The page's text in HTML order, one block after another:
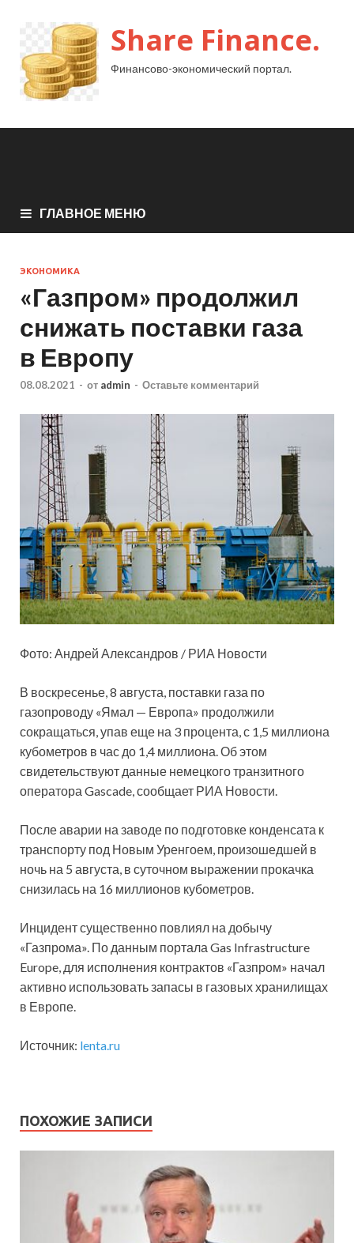
Share Finance.
Финансово-экономический портал.
ГЛАВНОЕ МЕНЮ
ЭКОНОМИКА
«Газпром» продолжил
снижать поставки газа
в Европу
08.08.2021 - от admin - Оставьте комментарий
Фото: Андрей Александров / РИА Новости
В воскресенье, 8 августа, поставки газа по
газопроводу «Ямал — Европа» продолжили
сокращаться, упав еще на 3 процента, с 1,5 миллиона
кубометров в час до 1,4 миллиона. Об этом
свидетельствуют данные немецкого транзитного
оператора Gascade, сообщает РИА Новости.
После аварии на заводе по подготовке конденсата к
транспорту под Новым Уренгоем, произошедшей в
ночь на 5 августа, в суточном выражении прокачка
снизилась на 16 миллионов кубометров.
Инцидент существенно повлиял на добычу
«Газпрома». По данным портала Gas Infrastructure
Europe, для исполнения контрактов «Газпром» начал
активно использовать запасы в газовых хранилищах
в Европе.
Источник: lenta.ru
ПОХОЖИЕ ЗАПИСИ